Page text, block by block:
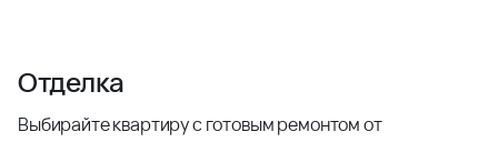
Отделка
Выбирайте квартиру с готовым ремонтом от